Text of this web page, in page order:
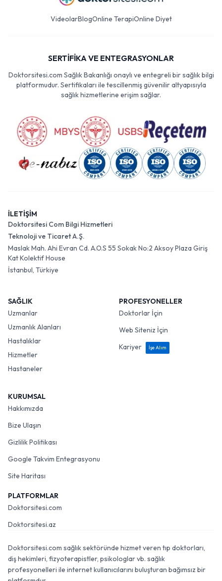
VideolarBlogOnline TerapiOnline Diyet
SERTİFİKA VE ENTEGRASYONLAR
Doktorsitesi.com Sağlık Bakanlığı onaylı ve entegreli bir sağlık bilgi
platformudur. Sertifikaları ile tescillenmiş güvenilir altyapısıyla
sağlık hizmetlerine erişim sağlar.
İLETİŞİM
Doktorsitesi Com Bilgi Hizmetleri
Teknoloji ve Ticaret A.Ş.
Maslak Mah. Ahi Evran Cd. A.O.S 55 Sokak No:2 Aksoy Plaza Giriş
Kat Kolektif House
İstanbul, Türkiye
SAĞLIK
Uzmanlar
Uzmanlık Alanları
Hastalıklar
Hizmetler
Hastaneler
PROFESYONELLER
Doktorlar İçin
Web Siteniz İçin
Kariyer
İşe Alım
KURUMSAL
Hakkımızda
Bize Ulaşın
Gizlilik Politikası
Google Takvim Entegrasyonu
Site Haritası
PLATFORMLAR
Doktorsitesi.com
Doktorsitesi.az
Doktorsitesi.com sağlık sektöründe hizmet veren tıp doktorları,
diş hekimleri, fizyoterapistler, psikologlar vb. sağlık
profesyonelleri ile internet kullanıcılarını buluşturan bağımsız bir